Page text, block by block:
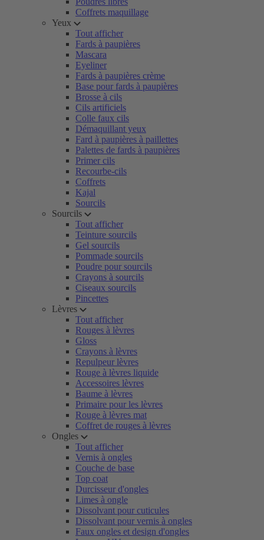
Coffrets maquillage
Yeux
Tout afficher
Fards à paupières
Mascara
Eyeliner
Fards à paupières crème
Base pour fards à paupières
Brosse à cils
Cils artificiels
Colle faux cils
Démaquillant yeux
Fard à paupières à paillettes
Palettes de fards à paupières
Primer cils
Recourbe-cils
Coffrets
Kajal
Sourcils
Sourcils
Tout afficher
Teinture sourcils
Gel sourcils
Pommade sourcils
Poudre pour sourcils
Crayons à sourcils
Ciseaux sourcils
Pincettes
Lèvres
Tout afficher
Rouges à lèvres
Gloss
Crayons à lèvres
Repulpeur lèvres
Rouge à lèvres liquide
Accessoires lèvres
Baume à lèvres
Primaire pour les lèvres
Rouge à lèvres mat
Coffret de rouges à lèvres
Ongles
Tout afficher
Vernis à ongles
Couche de base
Top coat
Durcisseur d'ongles
Limes à ongle
Dissolvant pour cuticules
Dissolvant pour vernis à ongles
Faux ongles et design d'ongles